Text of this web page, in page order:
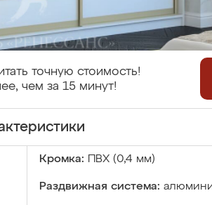
точную стоимость!
чем за 15 минут!
Кромка: ПВХ (0,4 мм)
Раздвижная система: